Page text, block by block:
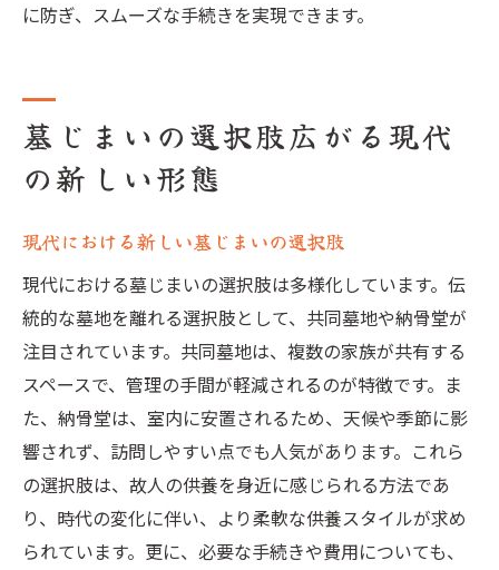
に防ぎ、スムーズな手続きを実現できます。
墓じまいの選択肢広がる現代
の新しい形態
現代における新しい墓じまいの選択肢
現代における墓じまいの選択肢は多様化しています。伝
統的な墓地を離れる選択肢として、共同墓地や納骨堂が
注目されています。共同墓地は、複数の家族が共有する
スペースで、管理の手間が軽減されるのが特徴です。ま
た、納骨堂は、室内に安置されるため、天候や季節に影
響されず、訪問しやすい点でも人気があります。これら
の選択肢は、故人の供養を身近に感じられる方法であ
り、時代の変化に伴い、より柔軟な供養スタイルが求め
られています。更に、必要な手続きや費用についても、